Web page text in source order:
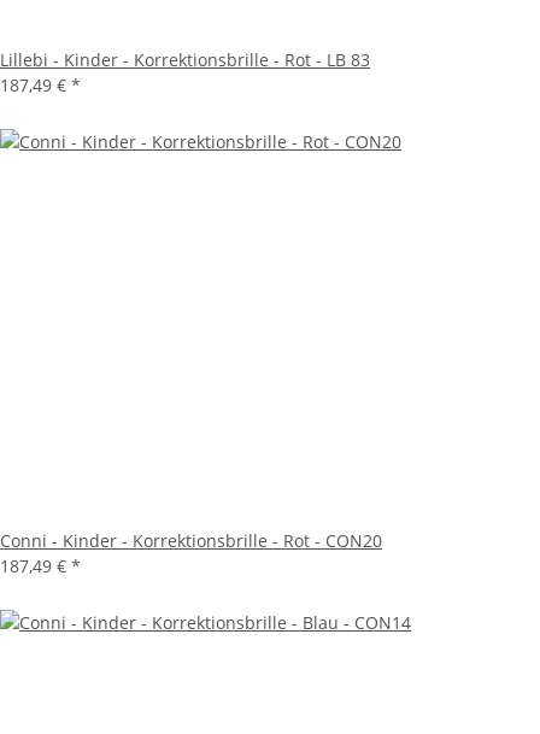
Lillebi - Kinder - Korrektionsbrille - Rot - LB 83
187,49 € *
Conni - Kinder - Korrektionsbrille - Rot - CON20
187,49 € *